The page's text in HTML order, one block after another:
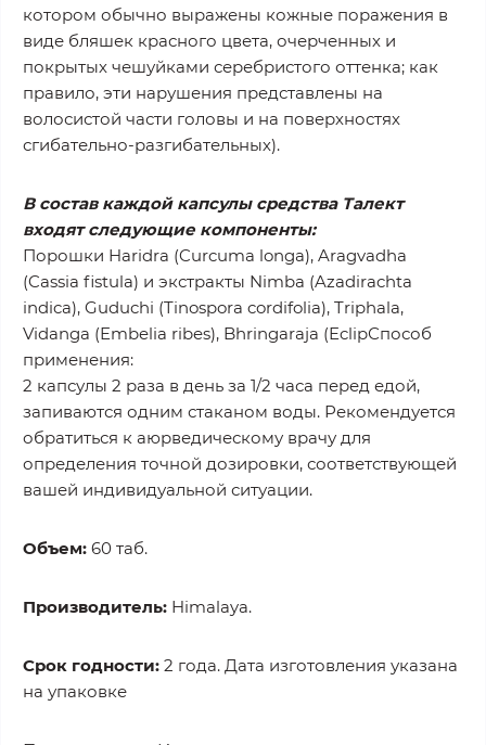
котором обычно выражены кожные поражения в
виде бляшек красного цвета, очерченных и
покрытых чешуйками серебристого оттенка; как
правило, эти нарушения представлены на
волосистой части головы и на поверхностях
сгибательно-разгибательных).
В состав каждой капсулы средства Талект
входят следующие компоненты:
Порошки Haridra (Curcuma longa), Aragvadha
(Cassia fistula) и экстракты Nimba (Azadirachta
indica), Guduchi (Tinospora cordifolia), Triphala,
Vidanga (Embelia ribes), Bhringaraja (EclipСпособ
применения:
2 капсулы 2 раза в день за 1/2 часа перед едой,
запиваются одним стаканом воды. Рекомендуется
обратиться к аюрведическому врачу для
определения точной дозировки, соответствующей
вашей индивидуальной ситуации.
Объем: 60 таб.
Производитель: Himalaya.
Срок годности: 2 года. Дата изготовления указана
на упаковке